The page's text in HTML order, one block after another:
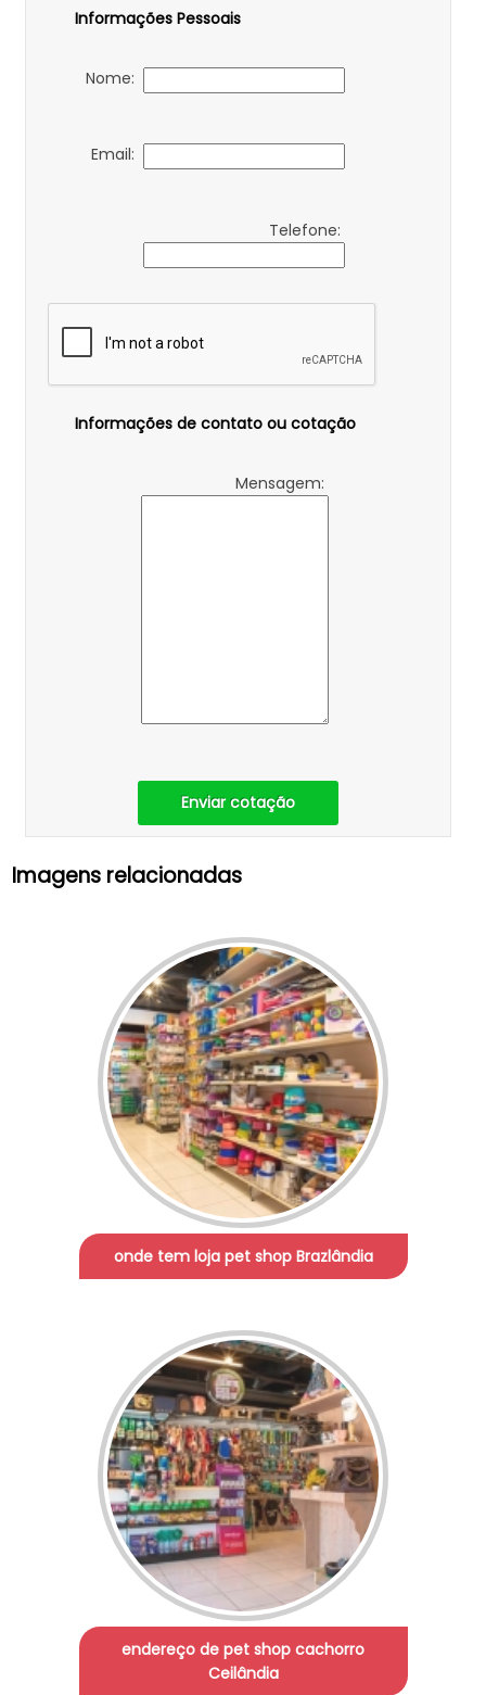
Informações Pessoais
Nome:
Email:
Telefone:
Informações de contato ou cotação
Mensagem:
Enviar cotação
Imagens relacionadas
onde tem loja pet shop Brazlândia
endereço de pet shop cachorro
Ceilândia